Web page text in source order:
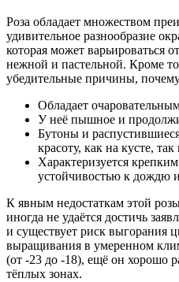
Роза обладает множеством
удивительное разнообразие
которая может варьироваться
нежной и пастельной. Кроме
убедительные причины,
Обладает
У неё пышное и
Бутоны и
красоту, как на кусте, так
Характеризуется
устойчивостью к дождю
К явным недостаткам этой
иногда не удаётся достичь
и существует риск выгорания
выращивания в умеренном
(от -23 до -18), ещё он хорошо
тёплых зонах.